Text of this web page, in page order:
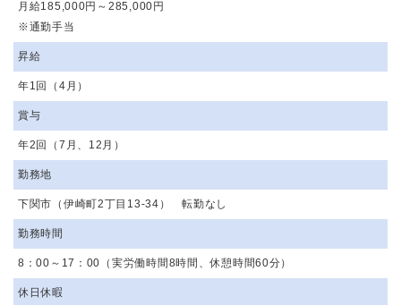
月給185,000円～285,000円
※通勤手当
昇給
年1回（4月）
賞与
年2回（7月、12月）
勤務地
下関市（伊崎町2丁目13-34） 転勤なし
勤務時間
8：00～17：00（実労働時間8時間、休憩時間60分）
休日休暇